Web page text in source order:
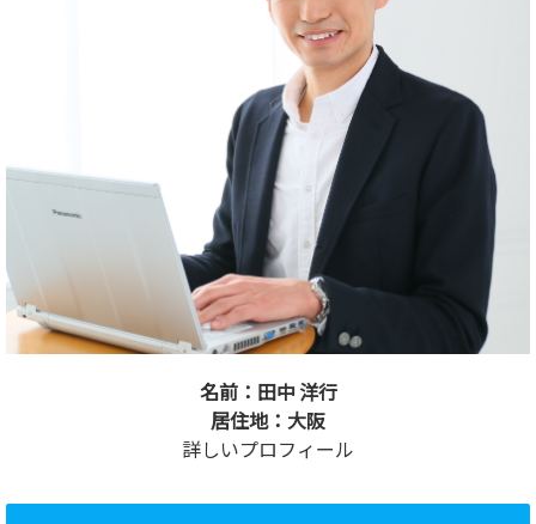
名前：田中 洋行
居住地：大阪
詳しいプロフィール